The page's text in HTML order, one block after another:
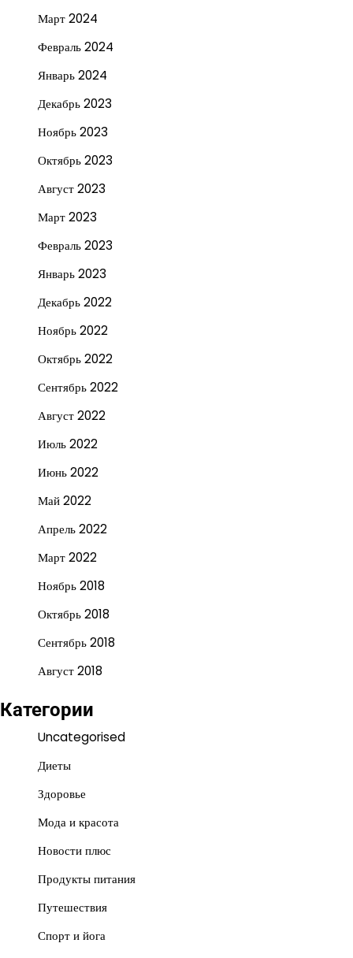
Март 2024
Февраль 2024
Январь 2024
Декабрь 2023
Ноябрь 2023
Октябрь 2023
Август 2023
Март 2023
Февраль 2023
Январь 2023
Декабрь 2022
Ноябрь 2022
Октябрь 2022
Сентябрь 2022
Август 2022
Июль 2022
Июнь 2022
Май 2022
Апрель 2022
Март 2022
Ноябрь 2018
Октябрь 2018
Сентябрь 2018
Август 2018
Категории
Uncategorised
Диеты
Здоровье
Мода и красота
Новости плюс
Продукты питания
Путешествия
Спорт и йога